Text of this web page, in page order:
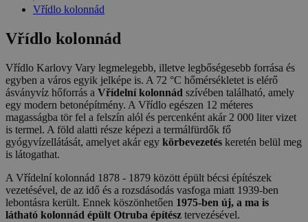
Vřídlo kolonnád
Vřídlo kolonnád
Vřídlo Karlovy Vary legmelegebb, illetve legbőségesebb forrása és
egyben a város egyik jelképe is. A 72 °C hőmérsékletet is elérő
ásványvíz hőforrás a Vřídelní kolonnád szívében található, amely
egy modern betonépítmény. A Vřídlo egészen 12 méteres
magasságba tör fel a felszín alól és percenként akár 2 000 liter vizet
is termel. A föld alatti része képezi a termálfürdők fő
gyógyvízellátását, amelyet akár egy körbevezetés keretén belül meg
is látogathat.
A Vřídelní kolonnád 1878 - 1879 között épült bécsi építészek
vezetésével, de az idő és a rozsdásodás vasfoga miatt 1939-ben
lebontásra került. Ennek köszönhetően 1975-ben új, a ma is
látható kolonnád épült Otruba építész tervezésével.